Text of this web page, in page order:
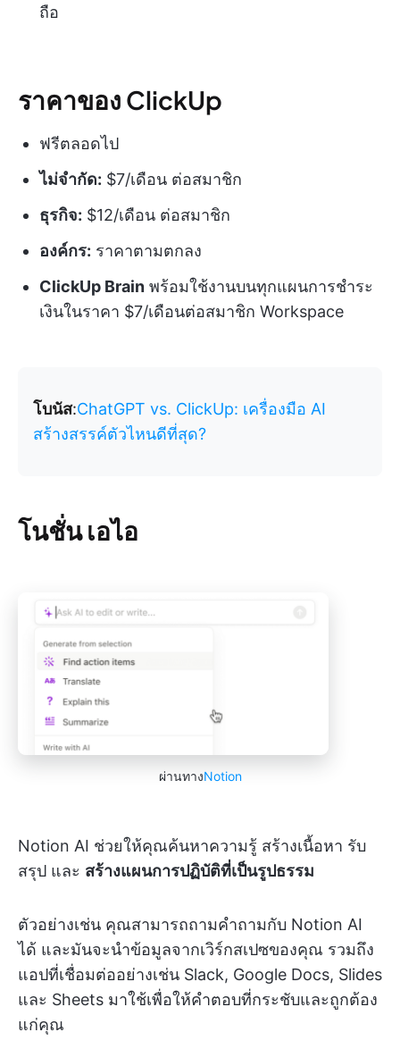
ถือ
ราคาของ ClickUp
ฟรีตลอดไป
ไม่จำกัด: $7/เดือน ต่อสมาชิก
ธุรกิจ: $12/เดือน ต่อสมาชิก
องค์กร: ราคาตามตกลง
ClickUp Brain พร้อมใช้งานบนทุกแผนการชำระ
เงินในราคา $7/เดือนต่อสมาชิก Workspace
โบนัส:ChatGPT vs. ClickUp: เครื่องมือ AI
สร้างสรรค์ตัวไหนดีที่สุด?
โนชั่น เอไอ
ผ่านทางNotion
Notion AI ช่วยให้คุณค้นหาความรู้ สร้างเนื้อหา รับ
สรุป และ สร้างแผนการปฏิบัติที่เป็นรูปธรรม
ตัวอย่างเช่น คุณสามารถถามคำถามกับ Notion AI
ได้ และมันจะนำข้อมูลจากเวิร์กสเปซของคุณ รวมถึง
แอปที่เชื่อมต่ออย่างเช่น Slack, Google Docs, Slides
และ Sheets มาใช้เพื่อให้คำตอบที่กระชับและถูกต้อง
แก่คุณ